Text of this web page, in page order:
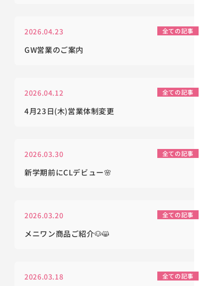
2026.04.23 全ての記事
GW営業のご案内
2026.04.12 全ての記事
4月23日(木)営業体制変更
2026.03.30 全ての記事
新学期前にCLデビュー🌸
2026.03.20 全ての記事
メニワン商品ご紹介🐶😸
2026.03.18 全ての記事